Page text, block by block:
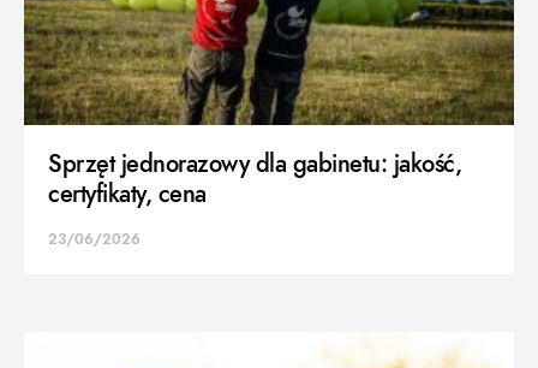
Sprzęt jednorazowy dla gabinetu: jakość,
certyfikaty, cena
23/06/2026